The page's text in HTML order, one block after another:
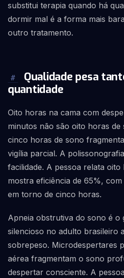
substitui terapia quando há
dormir mal é a forma mais
outro tratamento.
#
Qualidade pesa
quantidade
Oito horas na cama com
minutos não são oito horas de
cinco horas de sono
vigília parcial. A
facilidade. A pessoa relata oito
mostra eficiência de 65%,
em torno de cinco horas.
Apneia obstrutiva do sono é o
silencioso no adulto brasileiro
sobrepeso. Microdespertares
aérea fragmentam o sono
despertar consciente. A